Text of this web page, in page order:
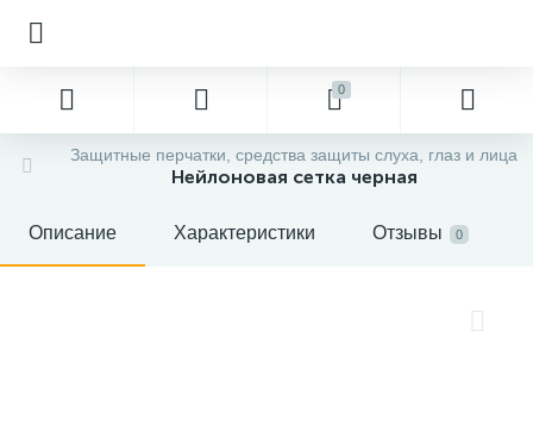
0
Защитные перчатки, средства защиты слуха, глаз и лица
Нейлоновая сетка черная
Описание Характеристики Отзывы 0